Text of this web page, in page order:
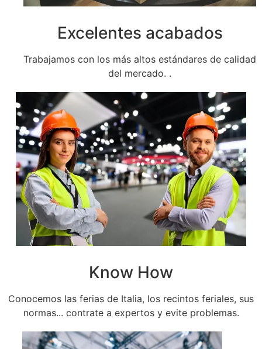
Excelentes acabados
Trabajamos con los más altos estándares de calidad
del mercado. .
Know How
Conocemos las ferias de Italia, los recintos feriales, sus
normas... contrate a expertos y evite problemas.